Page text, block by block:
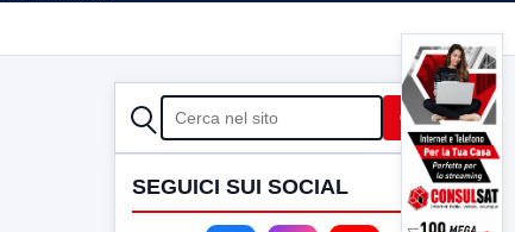
CERCA Cerca
SEGUICI SUI SOCIAL